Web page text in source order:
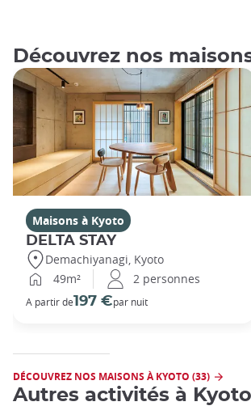
Découvrez nos
Maisons à Kyoto
DELTA STAY
Demachiyanagi, Kyoto
49m²
2 personnes
A partir de197 €par nuit
DÉCOUVREZ NOS MAISONS À KYOTO (33)
Autres activités à Kyoto